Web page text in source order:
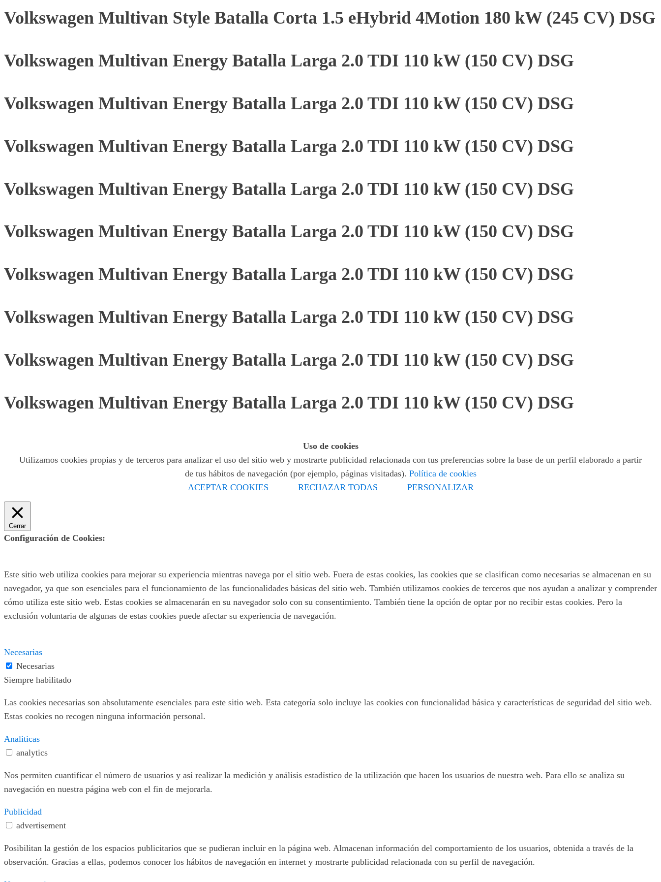
Volkswagen Multivan Style Batalla Corta 1.5 eHybrid 4Motion 180 kW (245 CV) DSG
Volkswagen Multivan Energy Batalla Larga 2.0 TDI 110 kW (150 CV) DSG
Volkswagen Multivan Energy Batalla Larga 2.0 TDI 110 kW (150 CV) DSG
Volkswagen Multivan Energy Batalla Larga 2.0 TDI 110 kW (150 CV) DSG
Volkswagen Multivan Energy Batalla Larga 2.0 TDI 110 kW (150 CV) DSG
Volkswagen Multivan Energy Batalla Larga 2.0 TDI 110 kW (150 CV) DSG
Volkswagen Multivan Energy Batalla Larga 2.0 TDI 110 kW (150 CV) DSG
Volkswagen Multivan Energy Batalla Larga 2.0 TDI 110 kW (150 CV) DSG
Volkswagen Multivan Energy Batalla Larga 2.0 TDI 110 kW (150 CV) DSG
Volkswagen Multivan Energy Batalla Larga 2.0 TDI 110 kW (150 CV) DSG
Uso de cookies
Utilizamos cookies propias y de terceros para analizar el uso del sitio web y mostrarte publicidad relacionada con tus preferencias sobre la base de un perfil elaborado a partir
de tus hábitos de navegación (por ejemplo, páginas visitadas). Política de cookies
ACEPTAR COOKIES
RECHAZAR TODAS PERSONALIZAR
Cerrar
Configuración de Cookies:
Este sitio web utiliza cookies para mejorar su experiencia mientras navega por el sitio web. Fuera de estas cookies, las cookies que se clasifican como necesarias se almacenan en su
navegador, ya que son esenciales para el funcionamiento de las funcionalidades básicas del sitio web. También utilizamos cookies de terceros que nos ayudan a analizar y comprender
cómo utiliza este sitio web. Estas cookies se almacenarán en su navegador solo con su consentimiento. También tiene la opción de optar por no recibir estas cookies. Pero la
exclusión voluntaria de algunas de estas cookies puede afectar su experiencia de navegación.
Necesarias
Necesarias
Siempre habilitado
Las cookies necesarias son absolutamente esenciales para este sitio web. Esta categoría solo incluye las cookies con funcionalidad básica y características de seguridad del sitio web.
Estas cookies no recogen ninguna información personal.
Analiticas
analytics
Nos permiten cuantificar el número de usuarios y así realizar la medición y análisis estadístico de la utilización que hacen los usuarios de nuestra web. Para ello se analiza su
navegación en nuestra página web con el fin de mejorarla.
Publicidad
advertisement
Posibilitan la gestión de los espacios publicitarios que se pudieran incluir en la página web. Almacenan información del comportamiento de los usuarios, obtenida a través de la
observación. Gracias a ellas, podemos conocer los hábitos de navegación en internet y mostrarte publicidad relacionada con su perfil de navegación.